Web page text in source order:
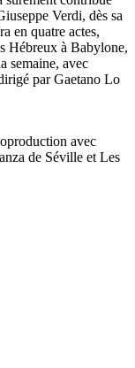
Verdi, dès sa
en quatre actes,
Hébreux à Babylone,
semaine, avec
par Gaetano Lo
avec
de Séville et Les